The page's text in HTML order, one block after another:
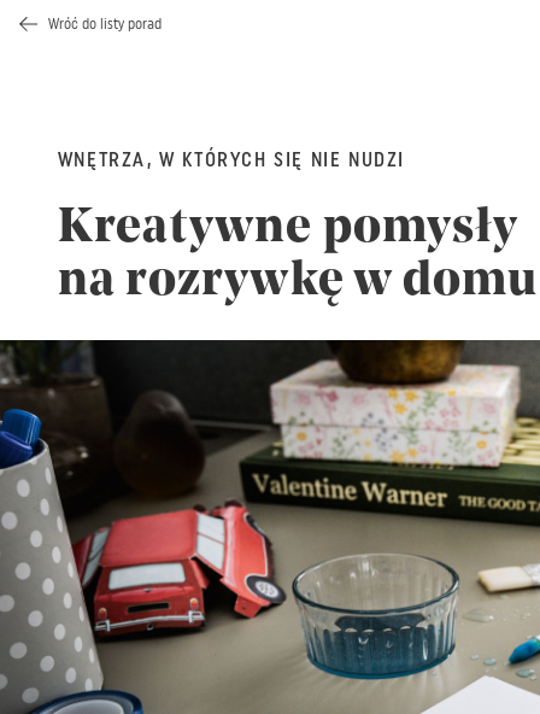
Wróć do listy porad
Kreatywne pomysły
na rozrywkę w domu
WNĘTRZA, W KTÓRYCH SIĘ NIE NUDZI